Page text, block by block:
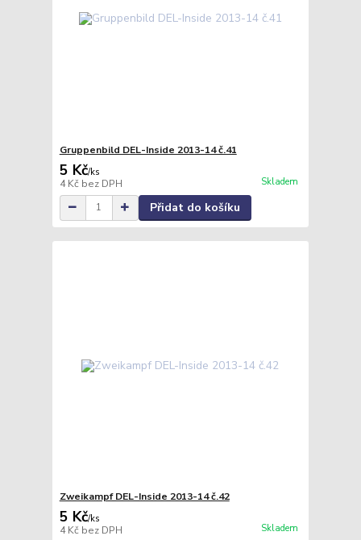
Gruppenbild DEL-Inside 2013-14 č.41
5 Kč/ks
4 Kč bez DPH Skladem
Přidat do košíku
Zweikampf DEL-Inside 2013-14 č.42
5 Kč/ks
4 Kč bez DPH Skladem